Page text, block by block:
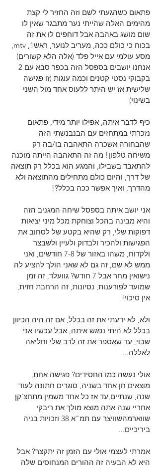
פתאום כשהגעתי לשם וזה החזיר לי קצת
מהימים האלה שהייתי נער מתבגר שאין לו
שום מושג באהבה אבל דוחפים לו את זה
בכוח כי כולם ככה, מעריב לנוער, ראש1, mtv,
מסע עולמי עם אייל פלד (אלה הלא קשורים)
בקבוקי נסטי קטנים וכמה עוגות (זו פגישה
שלישית אז יש היתר ללעוס אחד מול השני
בשינוי)
כיף לדבר איתה, אפילו יותר מידי, פתאום
נזכרתי במתחזים עם הבנבנשתי הזה
שהבחורה אשכרה התאהבה בו/בה רק
משיחה טלפון! מה זה התאהבה הייתה מוכנה
להתאבד בשבילו, והמגע הוא בכלל רק תוצאה
של דרך, והיום כולם מתחילים מהתוצאה ולא
מהדרך, ואיך אפשר ככה בכלל?!
אני יושב איתה בספסל שיחה המגניב הזה
והיא מבינה בהכל וצוחקת מכל מיני יציאות
דפוקות שלי, רק שהיא בקטע של לסחוב את
הפגישות ולהכיר ולבדוק ולעיין ולשבצר
ולקדוח, משהו באזור של 7-8 חודשים, ואני
ממש לא שם, זה גם לא שאני הולך להציע לה
נישואין מחר אבל 7 חודש? גוועלד, זה זמן
שמועד לפורענות, נסיונות, זה הרחבת חזית,
אין סיכוי!
ולא, לא ידעתי את זה בכלל, אם זה היה הכיוון
בכלל לא היתי נפגש איתה, אבל עכשיו אני
שבוי, עד שאספר את זה לרב שלי וחליאה
לאללה...
אולי נעשה כמו החסידים? פגישה אחת,
מוצאים חן אחד בשניה, סוגרים חתונה לעוד
שנה, שנתיים,עד אז כל אחד משמין מתחצ'קן
אחריי שנה אתה מוצא מולך את ריבקי
שווארמהשוויצר עם תמ"א 38 וזכויות בניה
ביריכיים...
אמרתי לעצמי אולי עם הזמן זה יתקצר? אבל
היא לא הבעיה זה ההורים המנחוסים שלה